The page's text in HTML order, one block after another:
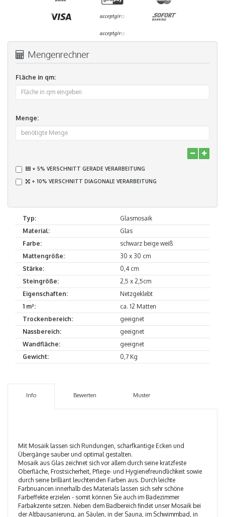
Mengenrechner
Fläche in qm:
Menge:
+ 5% VERSCHNITT GERADE VERARBEITUNG
+ 10% VERSCHNITT DIAGONALE VERARBEITUNG
Typ:
Glasmosaik
Material:
Glas
Farbe:
schwarz beige weiß
Mattengröße:
30 x 30 cm
Stärke:
0,4 cm
Steingröße:
2,5 x 2,5cm
Eigenschaften:
Netzgeklebt
1 m²:
ca. 12 Matten
Trockenbereich:
geeignet
Nassbereich:
geeignet
Wandfläche:
geeignet
Gewicht:
0,7 Kg
Info Bewerten Muster
Mit Mosaik lassen sich Rundungen, scharfkantige Ecken und
Übergänge sauber und optimal gestalten.
Mosaik aus Glas zeichnet sich vor allem durch seine kratzfeste
Oberfläche, Frostsicherheit, Pflege- und Hygienefreundlichkeit sowie
durch seine brilliant leuchtenden Farben aus. Durch leichte
Farbnuancen innerhalb des Materials lassen sich sehr schöne
Farbeffekte erzielen - somit können Sie auch im Badezimmer
Farbakzente setzen. Neben dem Badbereich findet unser Mosaik bei
der Altbausanierung, an Säulen, in der Sauna, im Schwimmbad, in